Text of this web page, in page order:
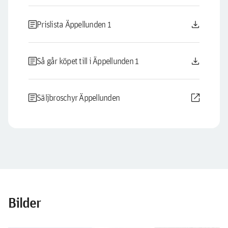
articlePrislista Äppellunden 1 download
articleSå går köpet till i Äppellunden 1 download
articleSäljbroschyr Äppellunden open_in_new
Bilder